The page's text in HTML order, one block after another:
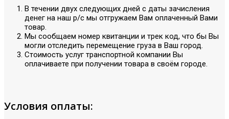
В течении двух следующих дней с даты зачисления
денег на наш р/с мы отгружаем Вам оплаченный Вами
товар.
Мы сообщаем номер квитанции и трек код, что бы Вы
могли отследить перемещение груза в Ваш город.
Стоимость услуг транспортной компании Вы
оплачиваете при получении товара в своём городе.
Условия оплаты: